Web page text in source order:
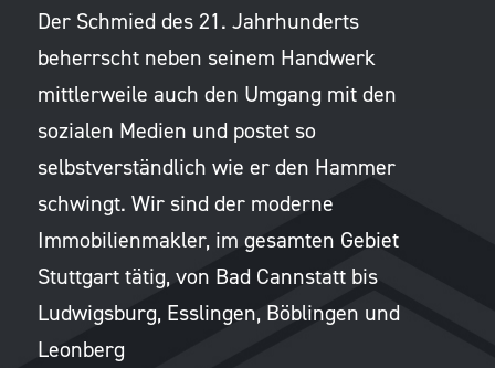
Der Schmied des 21. Jahrhunderts
beherrscht neben seinem Handwerk
mittlerweile auch den Umgang mit den
sozialen Medien und postet so
selbstverständlich wie er den Hammer
schwingt. Wir sind der moderne
Immobilienmakler, im gesamten Gebiet
Stuttgart tätig, von Bad Cannstatt bis
Ludwigsburg, Esslingen, Böblingen und
Leonberg